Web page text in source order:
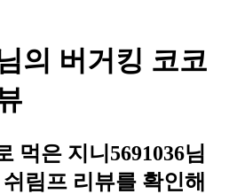
의 버거킹 코코
먹은 지니5691036님
림프 리뷰를 확인해